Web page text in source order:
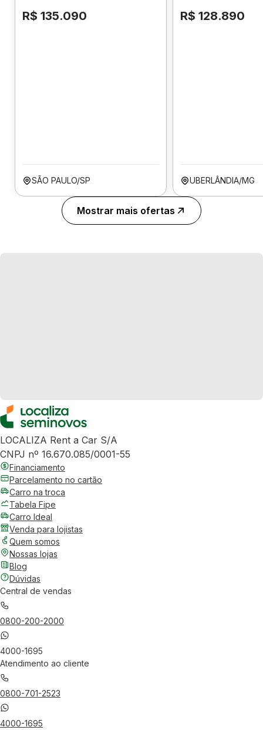
R$ 135.090
SÃO PAULO/SP
R$ 128.890
UBERLÂNDIA/MG
Mostrar mais ofertas
LOCALIZA Rent a Car S/A
CNPJ nº 16.670.085/0001-55
Financiamento
Parcelamento no cartão
Carro na troca
Tabela Fipe
Carro Ideal
Venda para lojistas
Quem somos
Nossas lojas
Blog
Dúvidas
Central de vendas
0800-200-2000
4000-1695
Atendimento ao cliente
0800-701-2523
4000-1695